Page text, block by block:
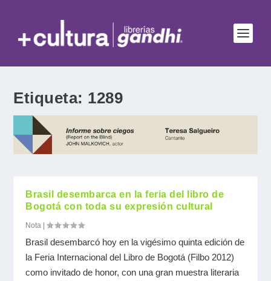
Etiqueta: 1289
Brasil desembarca en la feria del libro de
Bogotá con toda su expresión cultural
Nota |
Brasil desembarcó hoy en la vigésimo quinta edición de
la Feria Internacional del Libro de Bogotá (Filbo 2012)
como invitado de honor, con una gran muestra literaria